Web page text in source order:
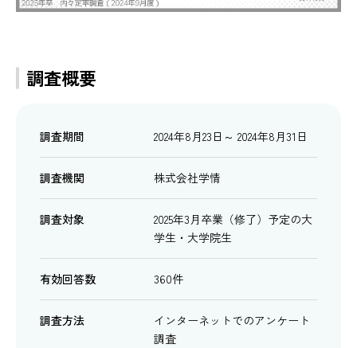
調査概要
調査期間 2024年8月23日～ 2024年8月31日
調査機関 株式会社学情
調査対象
2025年3月卒業（修了）予定の大
学生・大学院生
有効回答数 360件
調査方法
インターネットでのアンケート
調査